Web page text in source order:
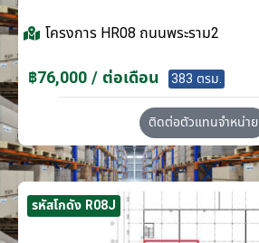
โครงการ HR08 ถนนพระราม2
฿76,000 / ต่อเดือน 383 ตรม.
ติดต่อตัวแทนจำหน่าย
รหัสโกดัง R08J